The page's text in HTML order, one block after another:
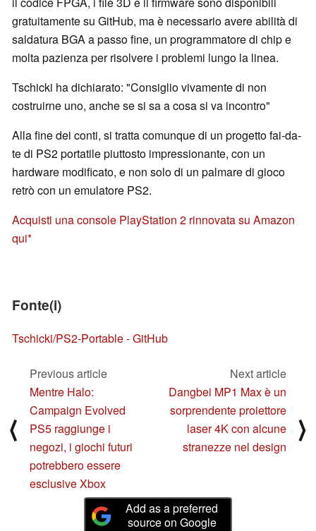
gratuitamente su GitHub, ma è necessario avere abilità di
saldatura BGA a passo fine, un programmatore di chip e
molta pazienza per risolvere i problemi lungo la linea.
Tschicki ha dichiarato: "Consiglio vivamente di non
costruirne uno, anche se si sa a cosa si va incontro"
Alla fine dei conti, si tratta comunque di un progetto fai-da-
te di PS2 portatile piuttosto impressionante, con un
hardware modificato, e non solo di un palmare di gioco
retrò con un emulatore PS2.
Acquisti una console PlayStation 2 rinnovata su Amazon
qui
Fonte(i)
Tschicki/PS2-Portable - GitHub
⟨
Previous article
Mentre Halo:
Campaign Evolved
PS5 raggiunge i
negozi, i giochi futuri
potrebbero essere
esclusive Xbox
Next article
Dangbei MP1 Max è un
sorprendente proiettore
laser 4K con alcune
stranezze nel design
⟩
Add as a preferred
source on Google